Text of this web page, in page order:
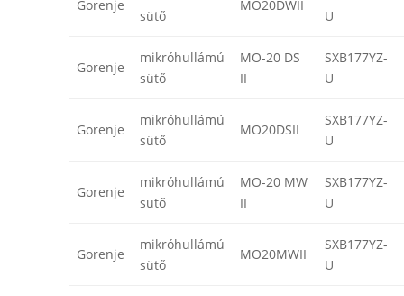
Gorenje
sütő
MO20DWII
U
Gorenje
mikróhullámú
sütő
MO-20 DS
II
SXB177YZ-
U
Gorenje
mikróhullámú
sütő
MO20DSII
SXB177YZ-
U
Gorenje
mikróhullámú
sütő
MO-20 MW
II
SXB177YZ-
U
Gorenje
mikróhullámú
sütő
MO20MWII
SXB177YZ-
U